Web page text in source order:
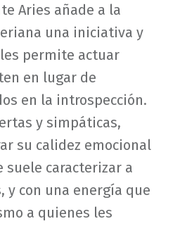
Aries añade a la
una iniciativa y
permite actuar
en lugar de
en la introspección.
y simpáticas,
su calidez emocional
caracterizar a
y con una energía que
a quienes les